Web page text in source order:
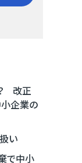
改正
小企業の
い
で中小